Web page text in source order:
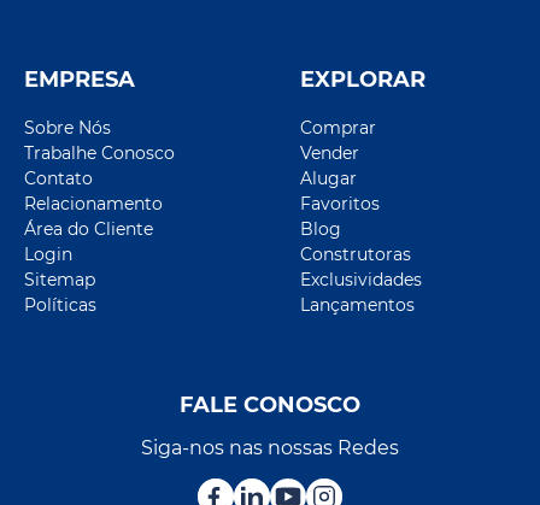
EMPRESA
Sobre Nós
Trabalhe Conosco
Contato
Relacionamento
Área do Cliente
Login
Sitemap
Políticas
EXPLORAR
Comprar
Vender
Alugar
Favoritos
Blog
Construtoras
Exclusividades
Lançamentos
FALE CONOSCO
Siga-nos nas nossas Redes